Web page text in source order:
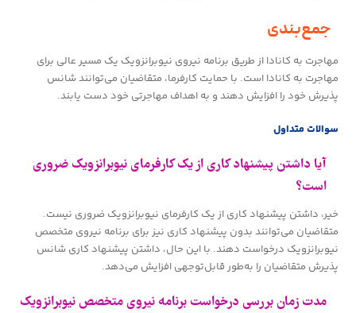
جمع‌بندی
مهاجرت به کانادا از طریق برنامه نیروی نیوبرانزویک یک مسیر عالی برای
مهاجرت به کانادا است. با حمایت کارفرما، متقاضیان می‌توانند شانس
پذیرش خود را افزایش دهند و به اهداف مهاجرتی خود دست یابند.
سوالات متداول
آیا داشتن پیشنهاد کاری از یک کارفرمای نیوبرانزویک ضروری
است؟
خیر، داشتن پیشنهاد کاری از یک کارفرمای نیوبرانزویک ضروری نیست.
متقاضیان می‌توانند بدون پیشنهاد کاری نیز برای برنامه نیروی متخصص
نیوبرانزویک درخواست دهند. با این حال، داشتن پیشنهاد کاری شانس
پذیرش متقاضیان را به‌طور قابل‌توجهی افزایش می‌دهد.
مدت زمان بررسی درخواست برنامه نیروی متخصص نیوبرانزویک